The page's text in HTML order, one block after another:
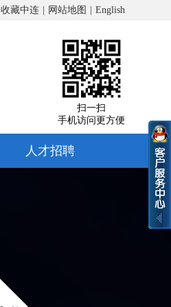
收藏中连 网站地图 English
扫一扫
手机访问更方便
人才招聘